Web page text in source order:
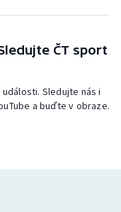
ČT sport
Sledujte nás i
a buďte v obraze.